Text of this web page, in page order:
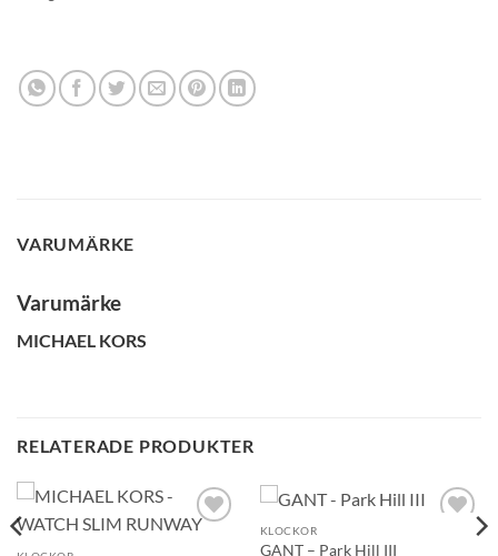
VARUMÄRKE
Varumärke
MICHAEL KORS
RELATERADE PRODUKTER
KLOCKOR
GANT – Park Hill III
Namn
BLI MEDLEM